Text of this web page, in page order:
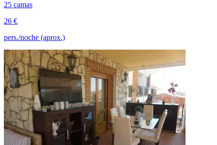
25 camas
26 €
pers./noche (aprox.)